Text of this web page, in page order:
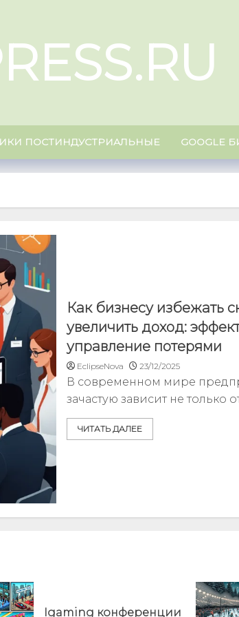
ПОСТИНДУСТРИАЛЬНЫЕ GOOGLE
Как бизнесу избежать
увеличить доход:
управление потерями
EclipseNova 23/12/2025
В современном мире
зачастую зависит не только
ЧИТАТЬ ДАЛЕЕ
Igaming конференции